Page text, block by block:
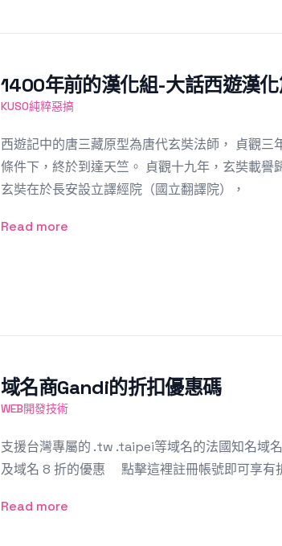
1400年前的漢化組-大話西遊漢
KUSO純粹惡搞
西遊記中的唐三藏原型為唐代玄奘法師， 貞觀
條件下，終於到達天竺。 貞觀十九年，玄奘載
玄奘在於長安設立譯經院（國立翻譯院），
Read more
域名商Gandi的折扣優惠碼
WEB開發技術
支援台灣專屬的 .tw .taipei等域名的法國知名域
及域名 8 折的優惠 點擊這裡註冊帳號即可享
Read more